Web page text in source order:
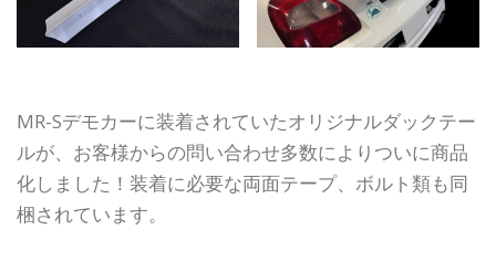
MR-Sデモカーに装着されていたオリジナルダックテー
ルが、お客様からの問い合わせ多数によりついに商品
化しました！装着に必要な両面テープ、ボルト類も同
梱されています。